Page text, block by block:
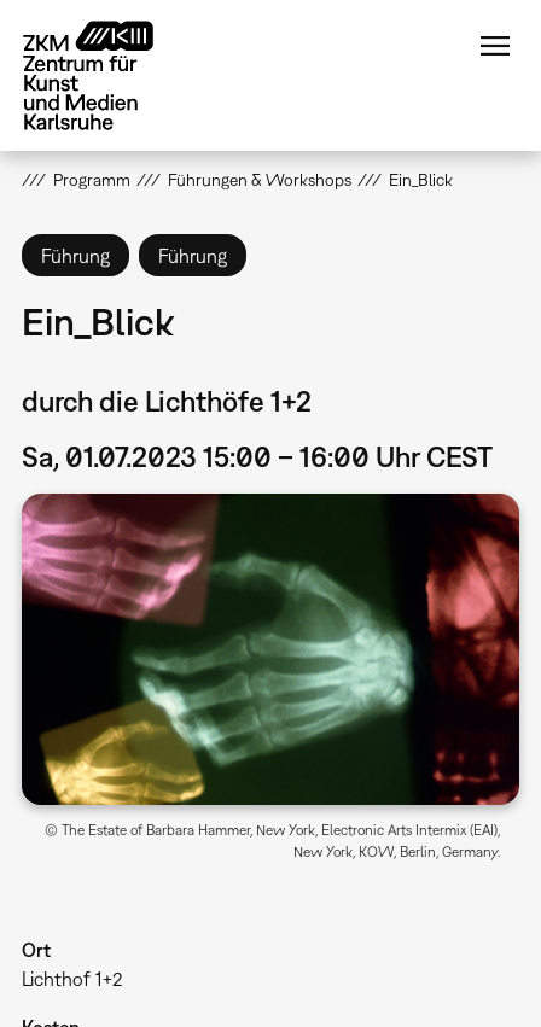
zum
Inhalt
Programm Führungen & Workshops Ein_Blick
Führung Führung
Ein_Blick
durch die Lichthöfe 1+2
Sa, 01.07.2023 15:00 – 16:00 Uhr CEST
© The Estate of Barbara Hammer, New York, Electronic Arts Intermix (EAI),
New York, KOW, Berlin, Germany.
Ort
Lichthof 1+2